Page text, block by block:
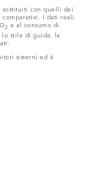
sostituiti con quelli dei
I dati reali
2 e al consumo di
lo stile di guida, le
esterni ed è